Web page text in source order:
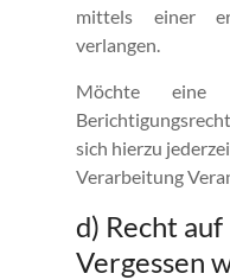
mittels einer
verlangen.
Möchte eine
sich hierzu
Verarbeitung
d) Recht
Vergessen